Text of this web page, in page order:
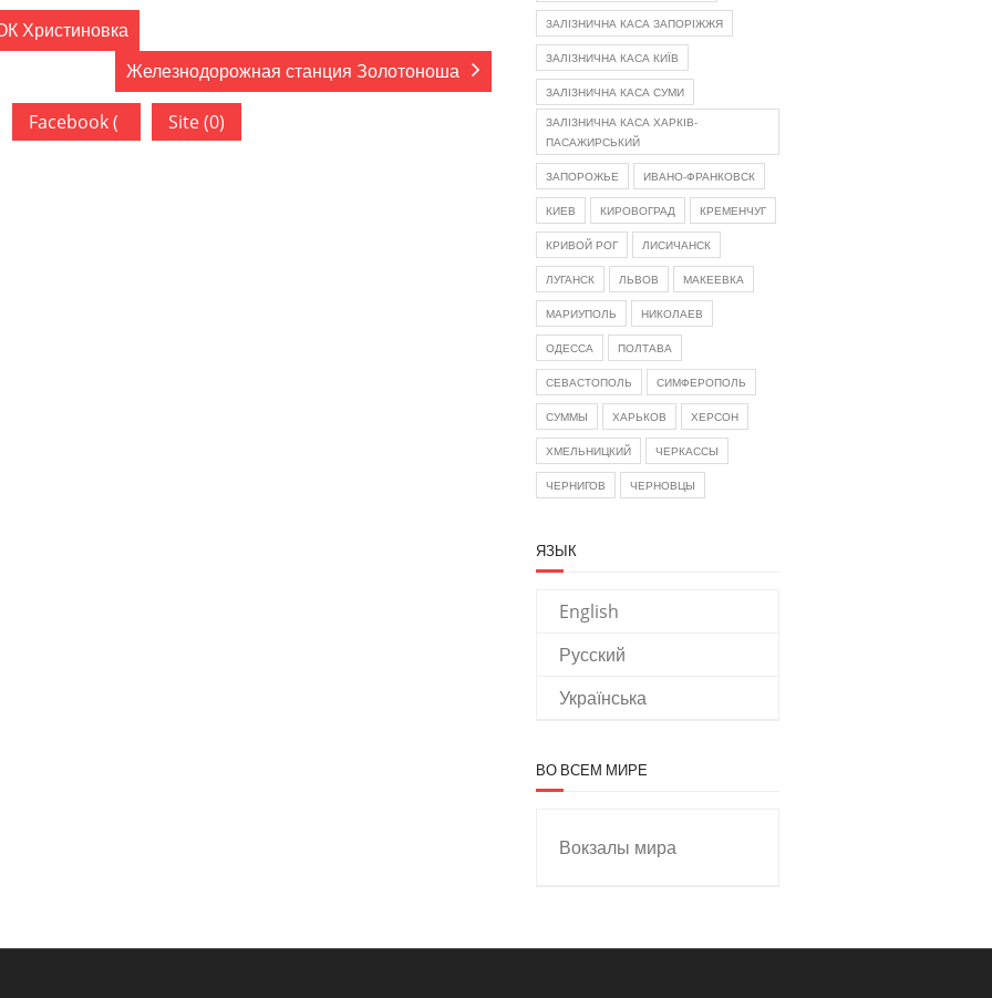
Христиновка
Железнодорожная станция Золотоноша
Facebook ( )
Site (0)
ЗАЛІЗНИЧНА КАСА ЗАПОРІЖЖЯ
ЗАЛІЗНИЧНА КАСА КИЇВ
ЗАЛІЗНИЧНА КАСА СУМИ
ЗАЛІЗНИЧНА КАСА ХАРКІВ-
ПАСАЖИРСЬКИЙ
ЗАПОРОЖЬЕ ИВАНО-ФРАНКОВСК
КИЕВ КИРОВОГРАД КРЕМЕНЧУГ
КРИВОЙ РОГ ЛИСИЧАНСК
ЛУГАНСК ЛЬВОВ МАКЕЕВКА
МАРИУПОЛЬ НИКОЛАЕВ
ОДЕССА ПОЛТАВА
СЕВАСТОПОЛЬ СИМФЕРОПОЛЬ
СУММЫ ХАРЬКОВ ХЕРСОН
ХМЕЛЬНИЦКИЙ ЧЕРКАССЫ
ЧЕРНИГОВ ЧЕРНОВЦЫ
ЯЗЫК
English
Русский
Українська
ВО ВСЕМ МИРЕ
Вокзалы мира